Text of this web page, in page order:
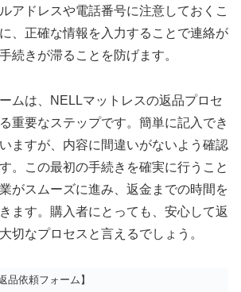
アドレスや電話番号に注意しておくこ
、正確な情報を入力することで連絡が
続きが滞ることを防げます。
ムは、NELLマットレスの返品プロセ
重要なステップです。簡単に記入でき
ますが、内容に間違いがないよう確認
。この最初の手続きを確実に行うこと
がスムーズに進み、返金までの時間を
ます。購入者にとっても、安心して返
切なプロセスと言えるでしょう。
品依頼フォーム】